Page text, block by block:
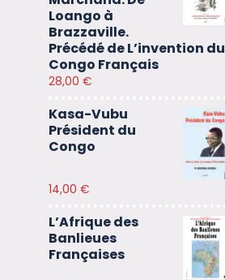
Loango à
Brazzaville.
Précédé de L’invention du
Congo Français
28,00 €
Kasa-Vubu
Président du
Congo
14,00 €
L’Afrique des
Banlieues
Françaises